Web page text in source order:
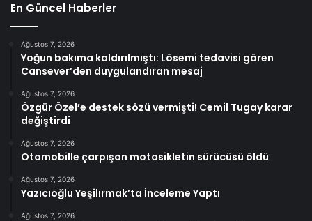
En Güncel Haberler
Ağustos 7, 2026
Yoğun bakıma kaldırılmıştı: Lösemi tedavisi gören
Cansever’den duygulandıran mesaj
Ağustos 7, 2026
Özgür Özel’e destek sözü vermişti! Cemil Tugay karar
değiştirdi
Ağustos 7, 2026
Otomobille çarpışan motosikletin sürücüsü öldü
Ağustos 7, 2026
Yazıcıoğlu Yeşilırmak’ta İnceleme Yaptı
Ağustos 7, 2026